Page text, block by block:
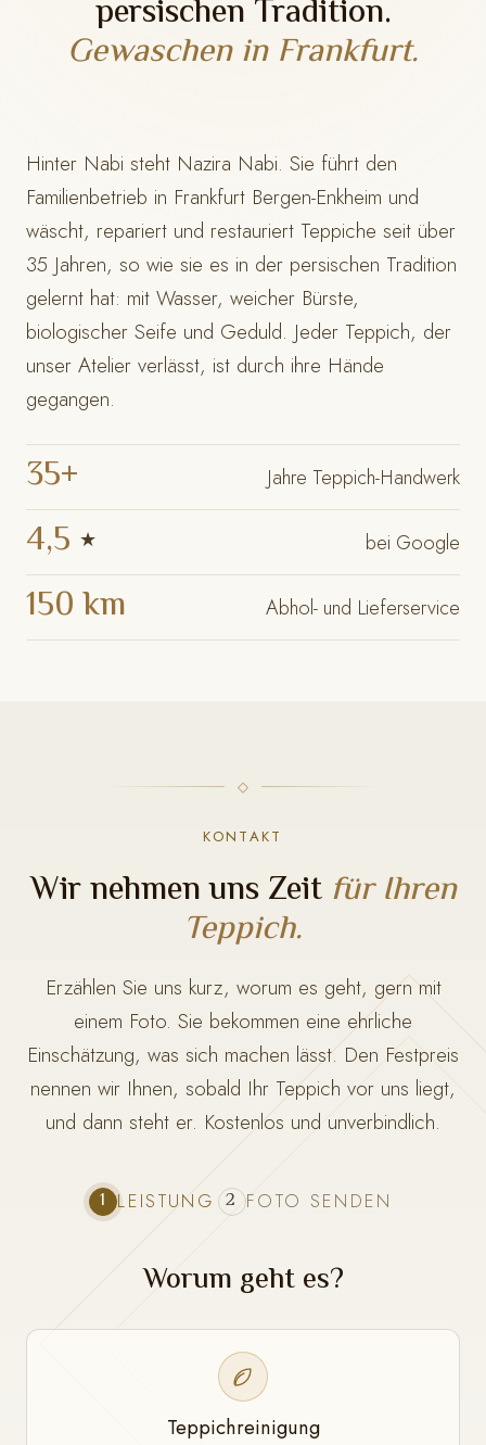
persischen Tradition.
Gewaschen in Frankfurt.
Hinter Nabi steht Nazira Nabi. Sie führt den
Familienbetrieb in Frankfurt Bergen-Enkheim und
wäscht, repariert und restauriert Teppiche seit über
35 Jahren, so wie sie es in der persischen Tradition
gelernt hat: mit Wasser, weicher Bürste,
biologischer Seife und Geduld. Jeder Teppich, der
unser Atelier verlässt, ist durch ihre Hände
gegangen.
35+ Jahre Teppich-Handwerk
4,5 ★ bei Google
150 km Abhol- und Lieferservice
KONTAKT
Wir nehmen uns Zeit für Ihren
Teppich.
Erzählen Sie uns kurz, worum es geht, gern mit
einem Foto. Sie bekommen eine ehrliche
Einschätzung, was sich machen lässt. Den Festpreis
nennen wir Ihnen, sobald Ihr Teppich vor uns liegt,
und dann steht er. Kostenlos und unverbindlich.
1 LEISTUNG 2 FOTO SENDEN
Worum geht es?
Teppichreinigung